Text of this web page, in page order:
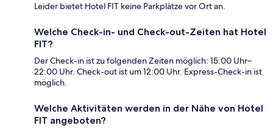
Leider bietet Hotel FIT keine Parkplätze vor Ort an.
Welche Check-in- und Check-out-Zeiten hat Hotel
FIT?
Der Check-in ist zu folgenden Zeiten möglich: 15:00 Uhr–
22:00 Uhr. Check-out ist um 12:00 Uhr. Express-Check-in ist
möglich.
Welche Aktivitäten werden in der Nähe von Hotel
FIT angeboten?